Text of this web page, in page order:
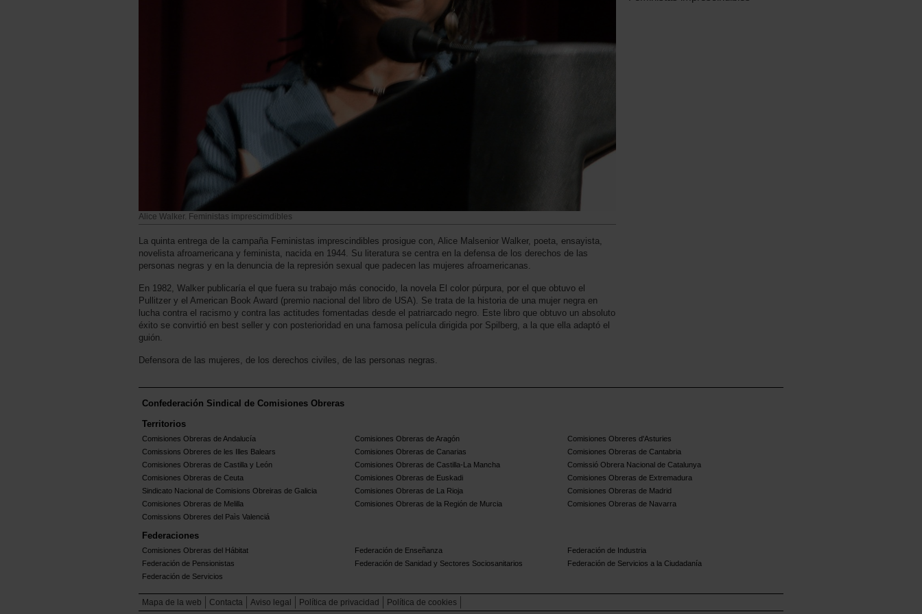
Alice Walker. Feministas imprescimdibles
La quinta entrega de la campaña Feministas imprescindibles prosigue con, Alice Malsenior Walker, poeta, ensayista,
novelista afroamericana y feminista, nacida en 1944. Su literatura se centra en la defensa de los derechos de las
personas negras y en la denuncia de la represión sexual que padecen las mujeres afroamericanas.
En 1982, Walker publicaría el que fuera su trabajo más conocido, la novela El color púrpura, por el que obtuvo el
Pullitzer y el American Book Award (premio nacional del libro de USA). Se trata de la historia de una mujer negra en
lucha contra el racismo y contra las actitudes fomentadas desde el patriarcado negro. Este libro que obtuvo un absoluto
éxito se convirtió en best seller y con posterioridad en una famosa película dirigida por Spilberg, a la que ella adaptó el
guión.
Defensora de las mujeres, de los derechos civiles, de las personas negras.
Confederación Sindical de Comisiones Obreras
Territorios
Comisiones Obreras de Andalucía Comisiones Obreras de Aragón
Comisiones Obreres d'Asturies
Comissions Obreres de les Illes Balears
Comisiones Obreras de Canarias
Comisiones Obreras de Cantabria
Comisiones Obreras de Castilla y León
Comisiones Obreras de Castilla-La Mancha
Comissió Obrera Nacional de Catalunya
Comisiones Obreras de Ceuta
Comisiones Obreras de Euskadi
Comisiones Obreras de Extremadura
Sindicato Nacional de Comisions Obreiras de Galicia
Comisiones Obreras de La Rioja
Comisiones Obreras de Madrid
Comisiones Obreras de Melilla
Comisiones Obreras de la Región de Murcia
Comisiones Obreras de Navarra
Comissions Obreres del Paìs Valenciá
Federaciones
Comisiones Obreras del Hábitat Federación de Enseñanza
Federación de Industria
Federación de Pensionistas
Federación de Sanidad y Sectores Sociosanitarios
Federación de Servicios a la Ciudadanía
Federación de Servicios
Mapa de la web Contacta Aviso legal Política de privacidad Política de cookies